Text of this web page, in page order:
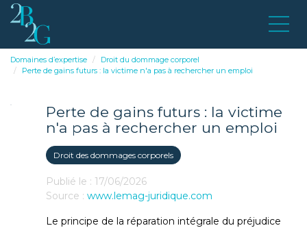
Domaines d’expertise
Droit du dommage corporel
Perte de gains futurs : la victime n'a pas à rechercher un emploi
Perte de gains futurs : la victime
n'a pas à rechercher un emploi
Publié le : 17/06/2026
Droit des dommages corporels
Source : www.lemag-juridique.com
Le principe de la réparation intégrale du préjudice